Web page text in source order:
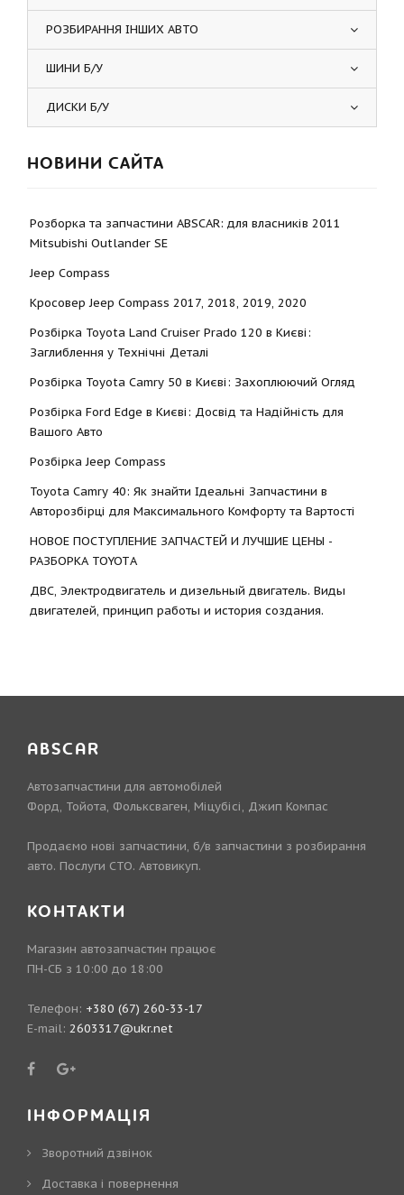
РОЗБИРАННЯ ІНШИХ АВТО
ШИНИ Б/У
ДИСКИ Б/У
НОВИНИ САЙТА
Розборка та запчастини ABSCAR: для власників 2011
Mitsubishi Outlander SE
Jeep Compass
Кросовер Jeep Compass 2017, 2018, 2019, 2020
Розбірка Toyota Land Cruiser Prado 120 в Києві:
Заглиблення у Технічні Деталі
Розбірка Toyota Camry 50 в Києві: Захоплюючий Огляд
Розбірка Ford Edge в Києві: Досвід та Надійність для
Вашого Авто
Розбірка Jeep Compass
Toyota Camry 40: Як знайти Ідеальні Запчастини в
Авторозбірці для Максимального Комфорту та Вартості
НОВОЕ ПОСТУПЛЕНИЕ ЗАПЧАСТЕЙ И ЛУЧШИЕ ЦЕНЫ -
РАЗБОРКА TOYOTА
ДВС, Электродвигатель и дизельный двигатель. Виды
двигателей, принцип работы и история создания.
ABSCAR
Автозапчастини для автомобілей
Форд, Тойота, Фольксваген, Міцубісі, Джип Компас
Продаємо нові запчастини, б/в запчастини з розбирання
авто. Послуги СТО. Автовикуп.
КОНТАКТИ
Магазин автозапчастин працює
ПН-СБ з 10:00 до 18:00
Телефон: +380 (67) 260-33-17
E-mail: 2603317@ukr.net
ІНФОРМАЦІЯ
Зворотний дзвінок
Доставка і повернення